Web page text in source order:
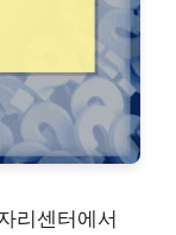
리센터에서